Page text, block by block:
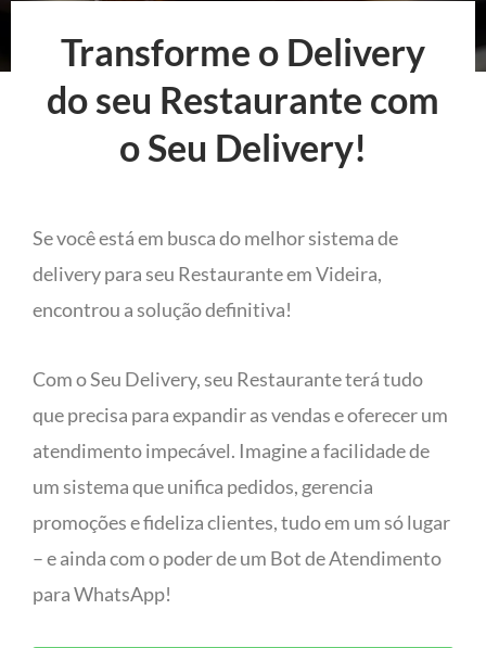
Transforme o Delivery
do seu Restaurante com
o Seu Delivery!
Se você está em busca do melhor sistema de
delivery para seu Restaurante em Videira,
encontrou a solução definitiva!
Com o Seu Delivery, seu Restaurante terá tudo
que precisa para expandir as vendas e oferecer um
atendimento impecável. Imagine a facilidade de
um sistema que unifica pedidos, gerencia
promoções e fideliza clientes, tudo em um só lugar
– e ainda com o poder de um Bot de Atendimento
para WhatsApp!